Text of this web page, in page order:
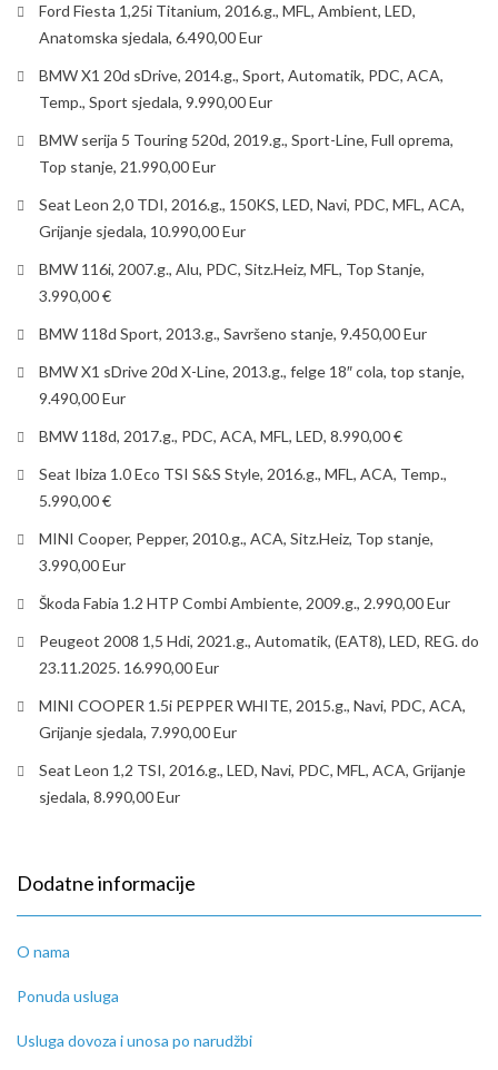
Ford Fiesta 1,25i Titanium, 2016.g., MFL, Ambient, LED,
Anatomska sjedala, 6.490,00 Eur
BMW X1 20d sDrive, 2014.g., Sport, Automatik, PDC, ACA,
Temp., Sport sjedala, 9.990,00 Eur
BMW serija 5 Touring 520d, 2019.g., Sport-Line, Full oprema,
Top stanje, 21.990,00 Eur
Seat Leon 2,0 TDI, 2016.g., 150KS, LED, Navi, PDC, MFL, ACA,
Grijanje sjedala, 10.990,00 Eur
BMW 116i, 2007.g., Alu, PDC, Sitz.Heiz, MFL, Top Stanje,
3.990,00 €
BMW 118d Sport, 2013.g., Savršeno stanje, 9.450,00 Eur
BMW X1 sDrive 20d X-Line, 2013.g., felge 18″ cola, top stanje,
9.490,00 Eur
BMW 118d, 2017.g., PDC, ACA, MFL, LED, 8.990,00 €
Seat Ibiza 1.0 Eco TSI S&S Style, 2016.g., MFL, ACA, Temp.,
5.990,00 €
MINI Cooper, Pepper, 2010.g., ACA, Sitz.Heiz, Top stanje,
3.990,00 Eur
Škoda Fabia 1.2 HTP Combi Ambiente, 2009.g., 2.990,00 Eur
Peugeot 2008 1,5 Hdi, 2021.g., Automatik, (EAT8), LED, REG. do
23.11.2025. 16.990,00 Eur
MINI COOPER 1.5i PEPPER WHITE, 2015.g., Navi, PDC, ACA,
Grijanje sjedala, 7.990,00 Eur
Seat Leon 1,2 TSI, 2016.g., LED, Navi, PDC, MFL, ACA, Grijanje
sjedala, 8.990,00 Eur
Dodatne informacije
O nama
Ponuda usluga
Usluga dovoza i unosa po narudžbi